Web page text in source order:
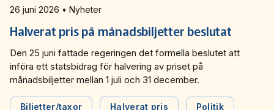
26 juni 2026 • Nyheter
Halverat pris på månadsbiljetter beslutat
Den 25 juni fattade regeringen det formella beslutet att
införa ett statsbidrag för halvering av priset på
månadsbiljetter mellan 1 juli och 31 december.
Biljetter/taxor Halverat pris Politik